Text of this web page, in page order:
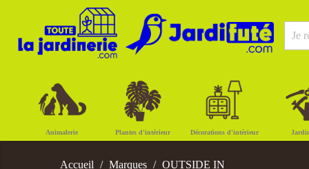
Animalerie Plantes d'intérieur Décorations d'intérieur
Accueil Marques OUTSIDE IN